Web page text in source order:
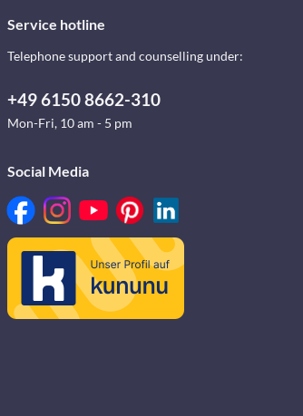
Service hotline
Telephone support and counselling under:
+49 6150 8662-310
Mon-Fri, 10 am - 5 pm
Social Media